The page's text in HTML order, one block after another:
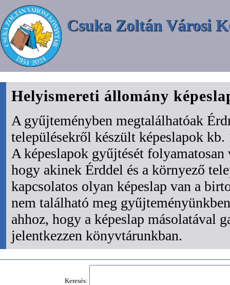
Csuka Zoltán Városi
Helyismereti állomány
A gyűjteményben megtalálhatóak
településekről készült képeslapok
A képeslapok gyűjtését
hogy akinek Érddel és a környező
kapcsolatos olyan képeslap van a
nem található meg
ahhoz, hogy a képeslap másolatával
jelentkezzen könyvtárunkban.
Keresés: